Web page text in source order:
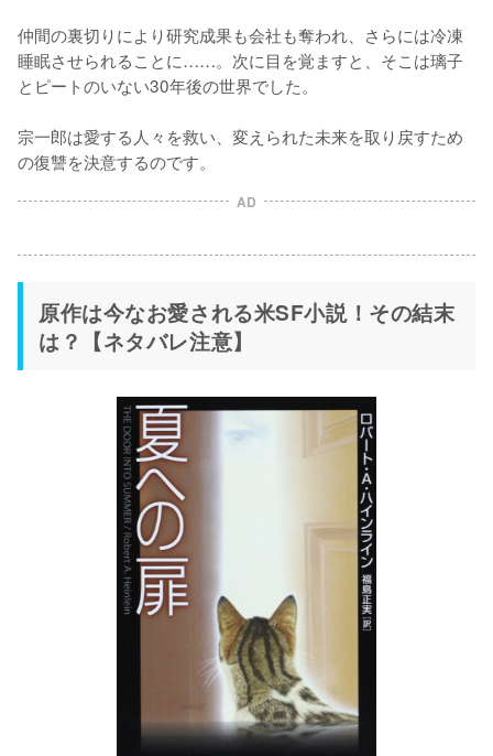
仲間の裏切りにより研究成果も会社も奪われ、さらには冷凍
睡眠させられることに……。次に目を覚ますと、そこは璃子
とピートのいない30年後の世界でした。
宗一郎は愛する人々を救い、変えられた未来を取り戻すため
の復讐を決意するのです。
AD
原作は今なお愛される米SF小説！その結末
は？【ネタバレ注意】